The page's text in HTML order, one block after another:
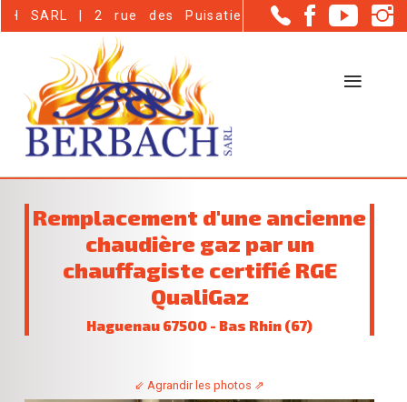
| 2 rue des Puisatiers - Haguenau (67500)
Remplacement d'une ancienne
chaudière gaz par un
chauffagiste certifié RGE
QualiGaz
Haguenau 67500 - Bas Rhin (67)
⇙ Agrandir les photos ⇗
Panneau de gestion des cookies